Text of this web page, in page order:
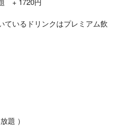
ているドリンクはプレミアム飲
題 ）